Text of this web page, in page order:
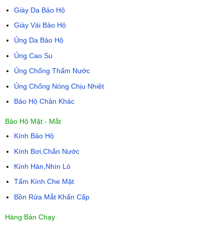
Giày Da Bảo Hộ
Giày Vải Bảo Hộ
Ủng Da Bảo Hộ
Ủng Cao Su
Ủng Chống Thấm Nước
Ủng Chống Nóng Chịu Nhiệt
Bảo Hộ Chân Khác
Bảo Hộ Mặt - Mắt
Kính Bảo Hộ
Kính Bơi,Chắn Nước
Kính Hàn,Nhìn Lò
Tấm Kính Che Mặt
Bồn Rửa Mắt Khẩn Cấp
Hàng Bán Chạy